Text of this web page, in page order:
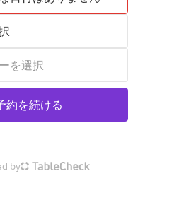
を選択
約を続ける
by